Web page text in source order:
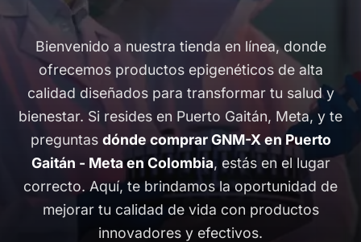
Bienvenido a nuestra tienda en línea, donde
ofrecemos productos epigenéticos de alta
calidad diseñados para transformar tu salud y
bienestar. Si resides en Puerto Gaitán, Meta, y te
preguntas dónde comprar GNM-X en Puerto
Gaitán - Meta en Colombia, estás en el lugar
correcto. Aquí, te brindamos la oportunidad de
mejorar tu calidad de vida con productos
innovadores y efectivos.